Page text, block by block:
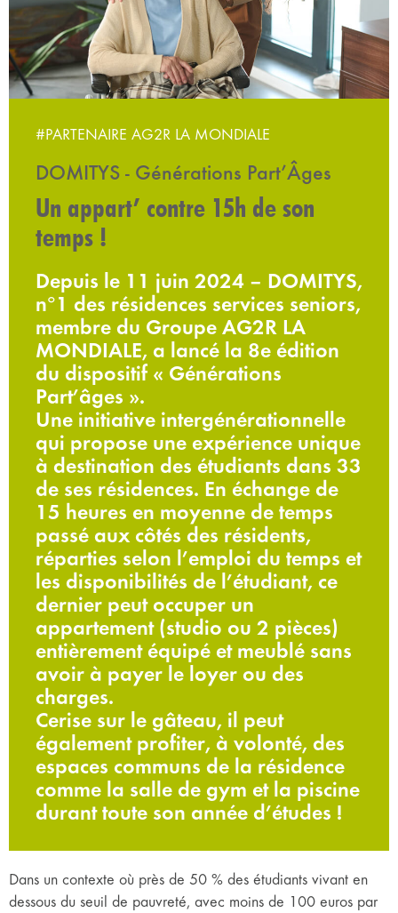
#PARTENAIRE AG2R LA MONDIALE
DOMITYS - Générations Part’Âges
Un appart’ contre 15h de son
temps !
Depuis le 11 juin 2024 – DOMITYS,
n°1 des résidences services seniors,
membre du Groupe AG2R LA
MONDIALE, a lancé la 8e édition
du dispositif « Générations
Part’âges ».
Une initiative intergénérationnelle
qui propose une expérience unique
à destination des étudiants dans 33
de ses résidences. En échange de
15 heures en moyenne de temps
passé aux côtés des résidents,
réparties selon l’emploi du temps et
les disponibilités de l’étudiant, ce
dernier peut occuper un
appartement (studio ou 2 pièces)
entièrement équipé et meublé sans
avoir à payer le loyer ou des
charges.
Cerise sur le gâteau, il peut
également profiter, à volonté, des
espaces communs de la résidence
comme la salle de gym et la piscine
durant toute son année d’études !
Dans un contexte où près de 50 % des étudiants vivant en
dessous du seuil de pauvreté, avec moins de 100 euros par